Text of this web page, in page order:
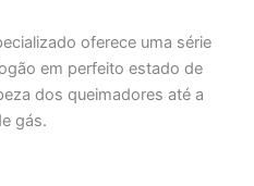
oferece uma série
em perfeito estado de
dos queimadores até a
gás.